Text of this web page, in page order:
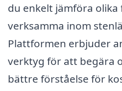
du enkelt jämföra
verksamma inom
Plattformen erbjuder
verktyg för att begära
bättre förståelse för